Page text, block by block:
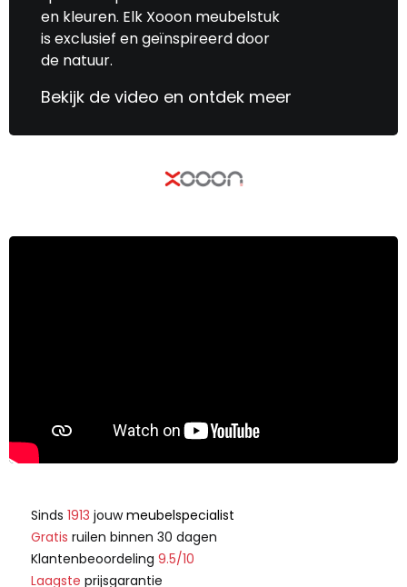
en kleuren. Elk Xooon meubelstuk
is exclusief en geïnspireerd door
de natuur.
Bekijk de video en ontdek meer
Sinds 1913 jouwmeubelspecialist
Gratis ruilen binnen 30 dagen
Klantenbeoordeling 9.5/10
Laagste prijsgarantie